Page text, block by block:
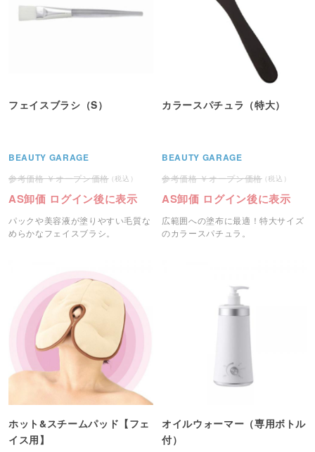
フェイスブラシ（S）
BEAUTY GARAGE
オープン価格
AS卸価 ログイン後に表示
パックや美容液が塗りやすい毛質な
めらかなフェイスブラシ。
カラースパチュラ（特大）
BEAUTY GARAGE
オープン価格
AS卸価 ログイン後に表示
広範囲への塗布に最適！特大サイズ
のカラースパチュラ。
ホット&スチームパッド【フェ
イス用】
オイルウォーマー（専用ボトル
付）